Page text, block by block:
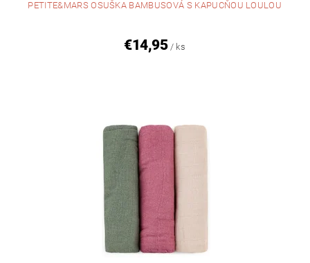
PETITE&MARS OSUŠKA BAMBUSOVÁ S KAPUCŇOU LOULOU
€14,95 / ks